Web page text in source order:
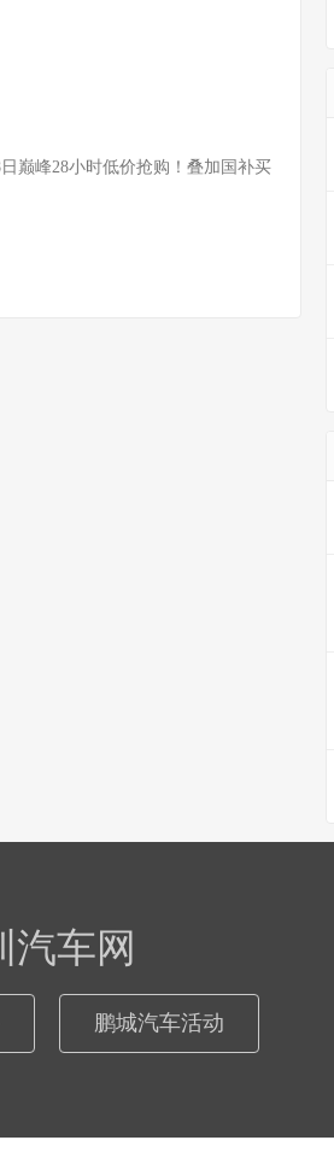
巅峰28小时低价抢购！叠加国补买
汽车网
鹏城汽车活动